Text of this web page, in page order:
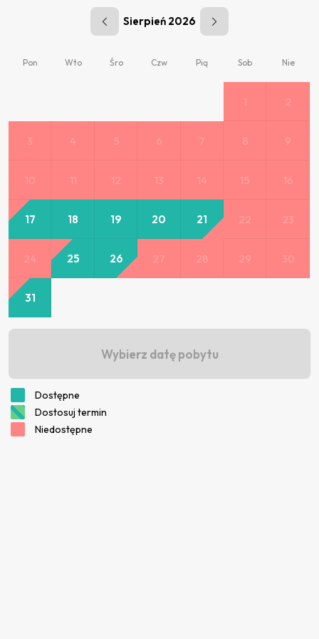
Sierpień 2026
Pon Wto Śro Czw Pią Sob Nie
1 2
3 4 5 6 7 8 9
10 11 12 13 14 15 16
17 18 19 20 21 22 23
24 25 26 27 28 29 30
31
Wybierz datę pobytu
Dostępne
Dostosuj termin
Niedostępne